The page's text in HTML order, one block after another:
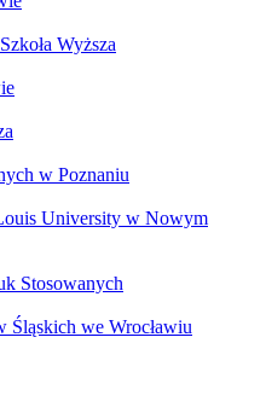
Wyższa
w Poznaniu
University w Nowym
Stosowanych
Śląskich we Wrocławiu